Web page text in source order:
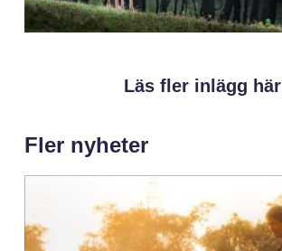
Läs fler inlägg här
Fler nyheter